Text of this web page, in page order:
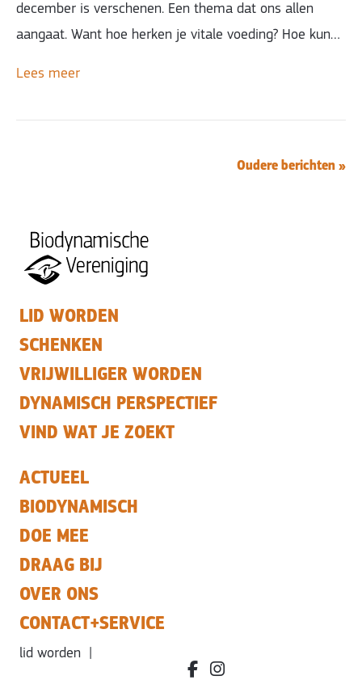
december is verschenen. Een thema dat ons allen
aangaat. Want hoe herken je vitale voeding? Hoe kun…
Lees meer
Oudere berichten »
LID WORDEN
SCHENKEN
VRIJWILLIGER WORDEN
DYNAMISCH PERSPECTIEF
VIND WAT JE ZOEKT
ACTUEEL
BIODYNAMISCH
DOE MEE
DRAAG BIJ
OVER ONS
CONTACT+SERVICE
lid worden
facebook.com/bdvereniging/
instagram.com/